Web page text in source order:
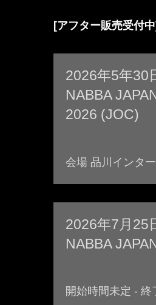
[アフター販売受付
2026年5年30
NABBA
2026 (JOC)
会場 品川インタ
2026年7月25
NABBA
開始時間未定 - 終